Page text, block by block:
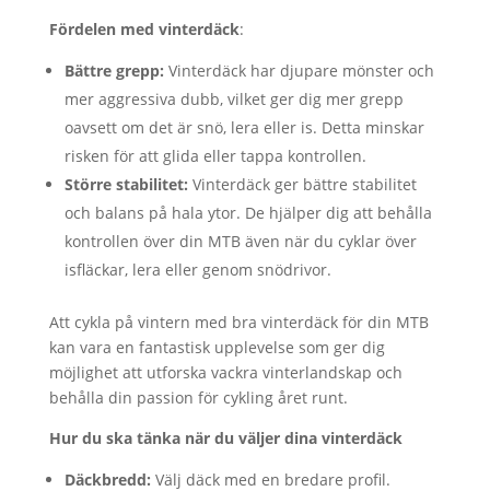
Fördelen med vinterdäck:
Bättre grepp: Vinterdäck har djupare mönster och
mer aggressiva dubb, vilket ger dig mer grepp
oavsett om det är snö, lera eller is. Detta minskar
risken för att glida eller tappa kontrollen.
Större stabilitet: Vinterdäck ger bättre stabilitet
och balans på hala ytor. De hjälper dig att behålla
kontrollen över din MTB även när du cyklar över
isfläckar, lera eller genom snödrivor.
Att cykla på vintern med bra vinterdäck för din MTB
kan vara en fantastisk upplevelse som ger dig
möjlighet att utforska vackra vinterlandskap och
behålla din passion för cykling året runt.
Hur du ska tänka när du väljer dina vinterdäck
Däckbredd: Välj däck med en bredare profil.